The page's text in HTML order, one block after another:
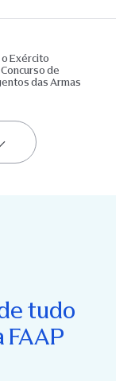
o Exército
de
das Armas
tudo
FAAP